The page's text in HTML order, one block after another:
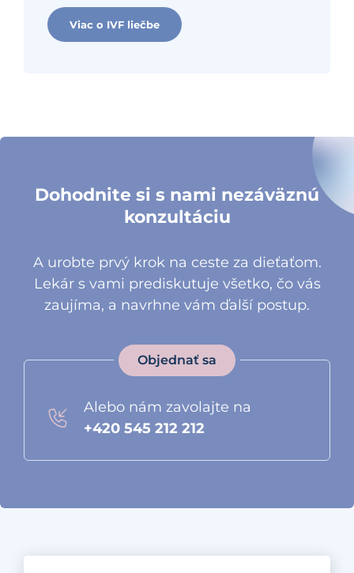
Viac o IVF liečbe
Dohodnite si s nami nezáväznú
konzultáciu
A urobte prvý krok na ceste za dieťaťom.
Lekár s vami prediskutuje všetko, čo vás
zaujíma, a navrhne vám ďalší postup.
Objednať sa
Alebo nám zavolajte na
+420 545 212 212